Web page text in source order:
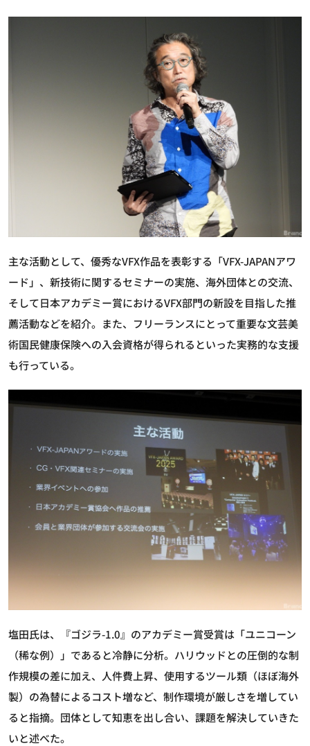
主な活動として、優秀なVFX作品を表彰する「VFX-JAPANアワ
ード」、新技術に関するセミナーの実施、海外団体との交流、
そして日本アカデミー賞におけるVFX部門の新設を目指した推
薦活動などを紹介。また、フリーランスにとって重要な文芸美
術国民健康保険への入会資格が得られるといった実務的な支援
も行っている。
塩田氏は、『ゴジラ-1.0』のアカデミー賞受賞は「ユニコーン
（稀な例）」であると冷静に分析。ハリウッドとの圧倒的な制
作規模の差に加え、人件費上昇、使用するツール類（ほぼ海外
製）の為替によるコスト増など、制作環境が厳しさを増してい
ると指摘。団体として知恵を出し合い、課題を解決していきた
いと述べた。